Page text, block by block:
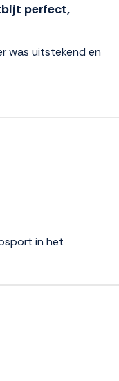
perfect,
was uitstekend en
in het